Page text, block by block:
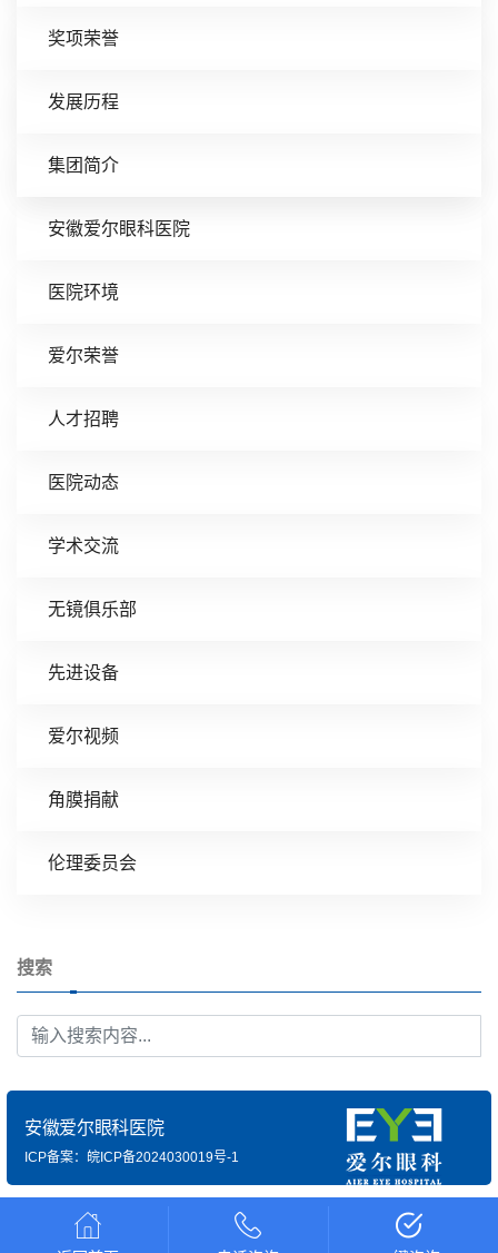
奖项荣誉
发展历程
集团简介
安徽爱尔眼科医院
医院环境
爱尔荣誉
人才招聘
医院动态
学术交流
无镜俱乐部
先进设备
爱尔视频
角膜捐献
伦理委员会
搜索
安徽爱尔眼科医院
ICP备案：皖ICP备2024030019号-1